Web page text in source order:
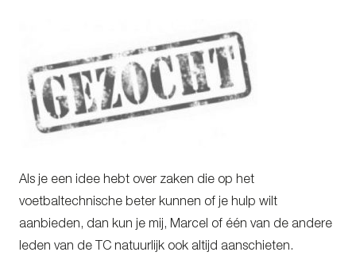
Als je een idee hebt over zaken die op het
voetbaltechnische beter kunnen of je hulp wilt
aanbieden, dan kun je mij, Marcel of één van de andere
leden van de TC natuurlijk ook altijd aanschieten.